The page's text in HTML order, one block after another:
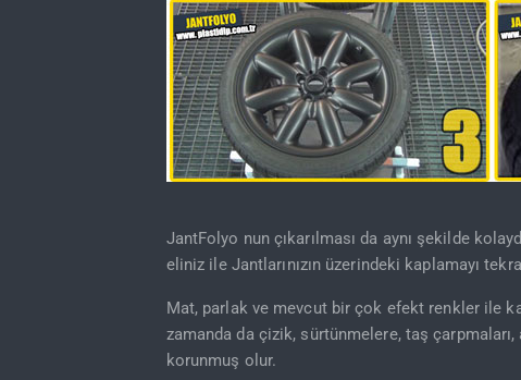
JantFolyo nun çıkarılması da aynı şekilde
eliniz ile Jantlarınızın üzerindeki kaplamayı
Mat, parlak ve mevcut bir çok efekt renkler ile
zamanda da çizik, sürtünmelere, taş
korunmuş olur.